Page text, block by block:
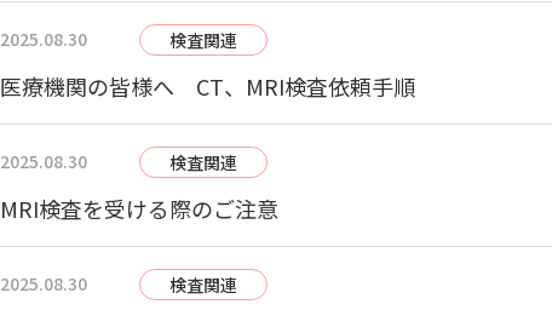
2025.08.30 検査関連
医療機関の皆様へ CT、MRI検査依頼手順
2025.08.30 検査関連
MRI検査を受ける際のご注意
2025.08.30 検査関連